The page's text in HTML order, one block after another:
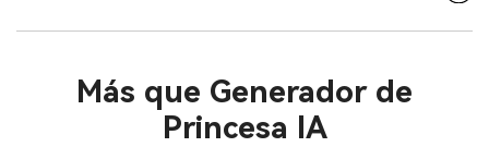
Más que Generador de
Princesa IA